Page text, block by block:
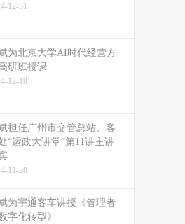
12-31
为北京大学AI时代经营方
研班授课
12-19
担任广州市交管总站、客
“运政大讲堂”第11讲主讲
11-20
为宇通客车讲授《管理者
字化转型》